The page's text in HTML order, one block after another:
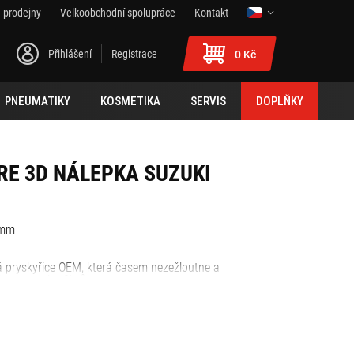
prodejny Velkoobchodní spolupráce
Kontakt
Přihlášení Registrace 0 Kč
PNEUMATIKY KOSMETIKA SERVIS DOPLŇKY
3D NÁLEPKA SUZUKI
OEM, která časem nezežloutne a
vlivům.